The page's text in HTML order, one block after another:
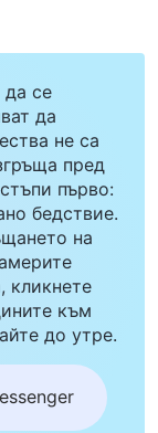
да се
да
не са
пред
първо:
бедствие.
на
кликнете
към
до утре.